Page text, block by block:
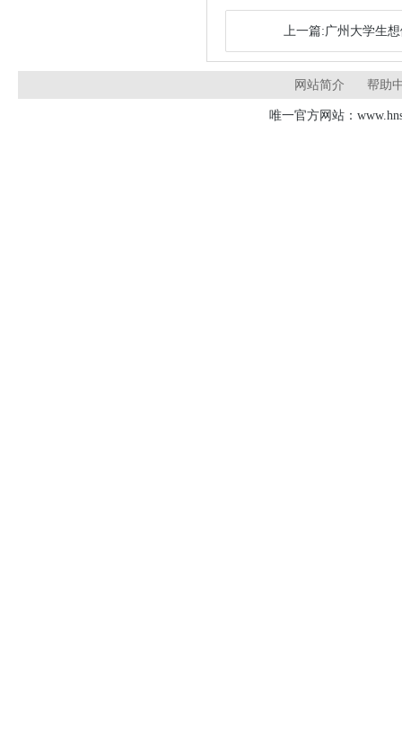
上一篇:广州大学生
网站简介 帮助
唯一官方网站：